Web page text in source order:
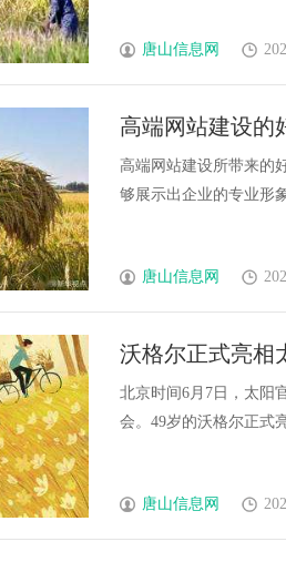
唐山信息网
高端网站建设的
高端网站建设所带来的
够展示出企业的专业形
唐山信息网
沃格尔正式亮相
攻守兼备
北京时间6月7日，太阳
会。49岁的沃格尔正式
唐山信息网